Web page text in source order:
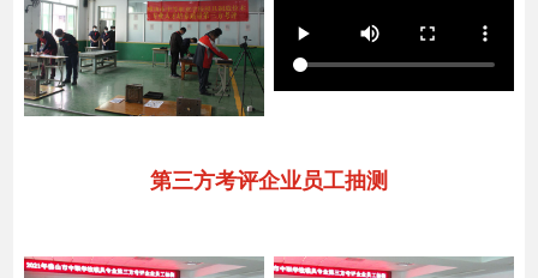
第三方考评企业员工抽测